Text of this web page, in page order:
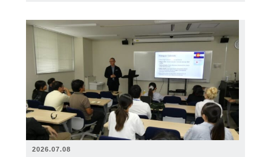
2026.07.08